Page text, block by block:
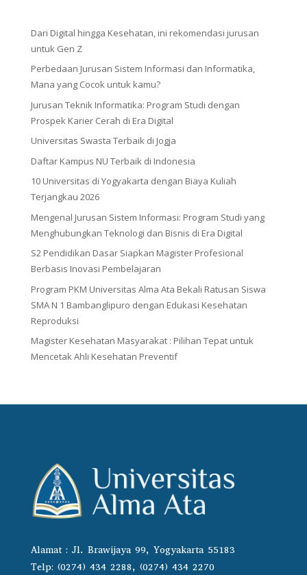
Dari Digital hingga Kesehatan, ini rekomendasi jurusan
untuk Gen Z
Perbedaan Jurusan Sistem Informasi dan Informatika,
Mana yang Cocok untuk kamu?
Jurusan Teknik Informatika: Program Studi dengan
Prospek Karier Cerah di Era Digital
Universitas Swasta Terbaik di Jogja
Daftar Kampus NU Terbaik di Indonesia
10 Universitas di Yogyakarta dengan Biaya Kuliah
Terjangkau 2026
Mengenal Jurusan Sistem Informasi: Program Studi yang
Menghubungkan Teknologi dan Bisnis di Era Digital
S2 Pendidikan Dasar Siapkan Magister Profesional
Berbasis Inovasi Pembelajaran
Program PKM Universitas Alma Ata Bekali Ratusan Siswa
SMA N 1 Bambanglipuro dengan Edukasi Kesehatan
Reproduksi
Magister Kesehatan Masyarakat : Pilihan Tepat untuk
Mencetak Ahli Kesehatan Preventif
Alamat : Jl. Brawijaya 99, Yogyakarta 55183
Telp: (0274) 434 2288, (0274) 434 2270